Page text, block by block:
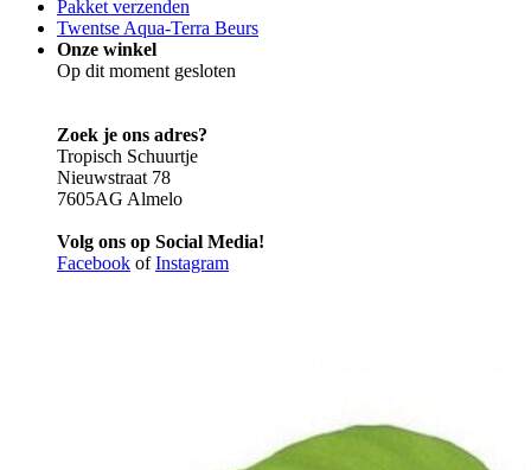
Pakket verzenden
Twentse Aqua-Terra Beurs
Onze winkel
Op dit moment gesloten
Zoek je ons adres?
Tropisch Schuurtje
Nieuwstraat 78
7605AG Almelo
Volg ons op Social Media!
Facebook ofInstagram